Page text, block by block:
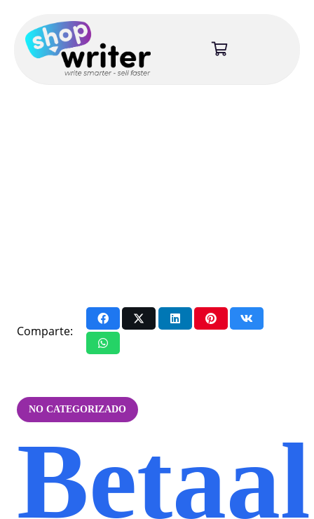
Comparte:
NO CATEGORIZADO
Betaal